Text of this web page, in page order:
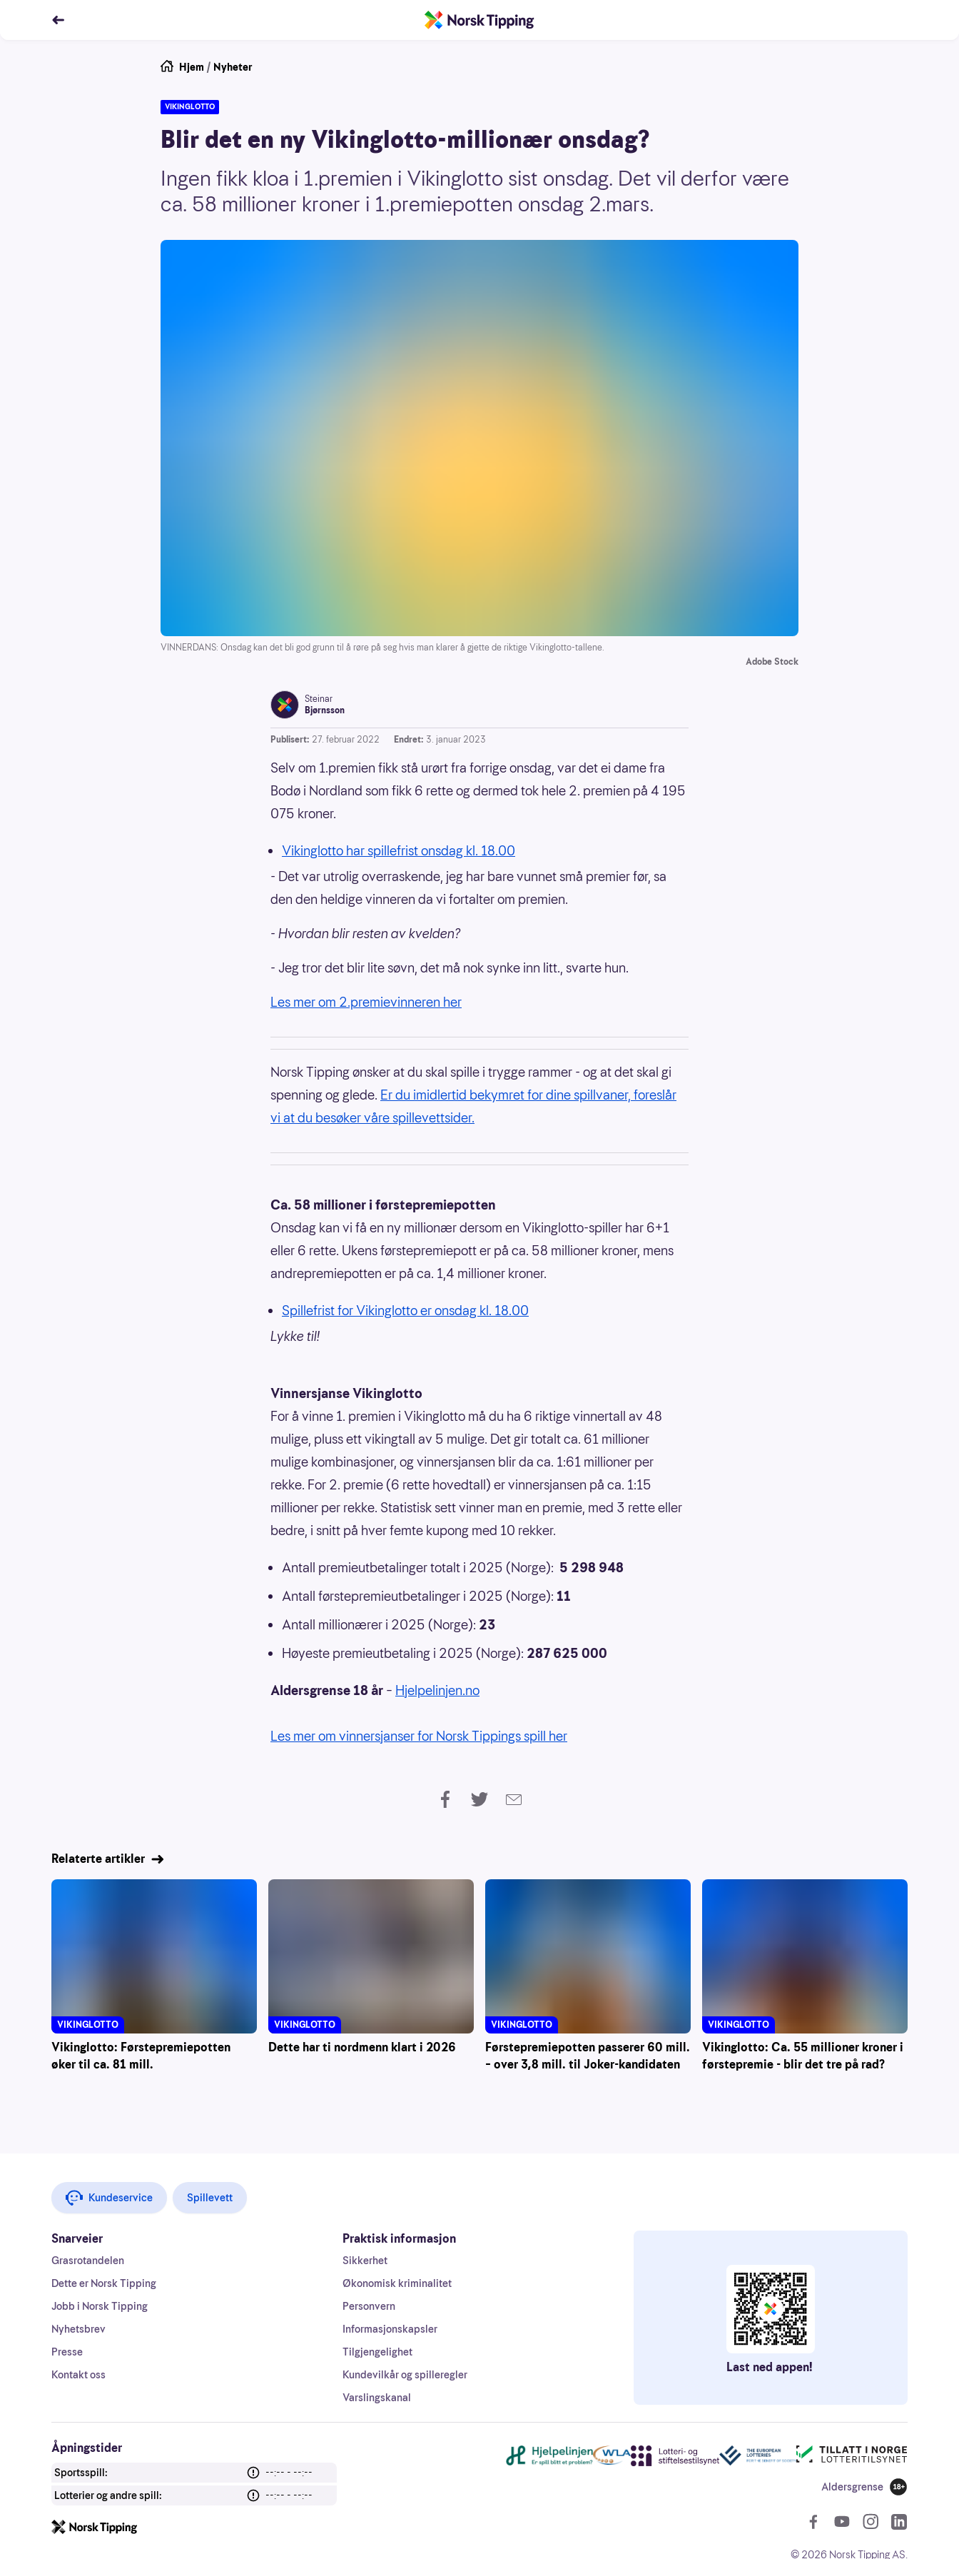
Hjem / Nyheter
VIKINGLOTTO
Blir det en ny Vikinglotto-millionær onsdag?
Ingen fikk kloa i 1.premien i Vikinglotto sist onsdag. Det vil derfor være
ca. 58 millioner kroner i 1.premiepotten onsdag 2.mars.
VINNERDANS: Onsdag kan det bli god grunn til å røre på seg hvis man klarer å gjette de riktige Vikinglotto-tallene.
Adobe Stock
Steinar
Bjørnsson
Publisert: 27. februar 2022 Endret: 3. januar 2023
Selv om 1.premien fikk stå urørt fra forrige onsdag, var det ei dame fra
Bodø i Nordland som fikk 6 rette og dermed tok hele 2. premien på 4 195
075 kroner.
Vikinglotto har spillefrist onsdag kl. 18.00
- Det var utrolig overraskende, jeg har bare vunnet små premier før, sa
den den heldige vinneren da vi fortalter om premien.
- Hvordan blir resten av kvelden?
- Jeg tror det blir lite søvn, det må nok synke inn litt., svarte hun.
Les mer om 2.premievinneren her
Norsk Tipping ønsker at du skal spille i trygge rammer - og at det skal gi
spenning og glede. Er du imidlertid bekymret for dine spillvaner, foreslår
vi at du besøker våre spillevettsider.
Ca. 58 millioner i førstepremiepotten
Onsdag kan vi få en ny millionær dersom en Vikinglotto-spiller har 6+1
eller 6 rette. Ukens førstepremiepott er på ca. 58 millioner kroner, mens
andrepremiepotten er på ca. 1,4 millioner kroner.
Spillefrist for Vikinglotto er onsdag kl. 18.00
Lykke til!
Vinnersjanse Vikinglotto
For å vinne 1. premien i Vikinglotto må du ha 6 riktige vinnertall av 48
mulige, pluss ett vikingtall av 5 mulige. Det gir totalt ca. 61 millioner
mulige kombinasjoner, og vinnersjansen blir da ca. 1:61 millioner per
rekke. For 2. premie (6 rette hovedtall) er vinnersjansen på ca. 1:15
millioner per rekke. Statistisk sett vinner man en premie, med 3 rette eller
bedre, i snitt på hver femte kupong med 10 rekker.
Antall premieutbetalinger totalt i 2025 (Norge): 5 298 948
Antall førstepremieutbetalinger i 2025 (Norge): 11
Antall millionærer i 2025 (Norge): 23
Høyeste premieutbetaling i 2025 (Norge): 287 625 000
Aldersgrense 18 år – Hjelpelinjen.no
Les mer om vinnersjanser for Norsk Tippings spill her
Relaterte artikler
Vikinglotto: Førstepremiepotten
øker til ca. 81 mill.
VIKINGLOTTO
Dette har ti nordmenn klart i 2026
VIKINGLOTTO
Førstepremiepotten passerer 60 mill.
– over 3,8 mill. til Joker-kandidaten
VIKINGLOTTO
Vikinglotto: Ca. 55 millioner kroner i
førstepremie - blir det tre på rad?
VIKINGLOTTO
Kundeservice Spillevett
Snarveier
Grasrotandelen
Dette er Norsk Tipping
Jobb i Norsk Tipping
Nyhetsbrev
Presse
Kontakt oss
Praktisk informasjon
Sikkerhet
Økonomisk kriminalitet
Personvern
Informasjonskapsler
Tilgjengelighet
Kundevilkår og spilleregler
Varslingskanal
Last ned appen!
Åpningstider
Sportsspill:
--:-- - --:--
Lotterier og andre spill:
--:-- - --:--
Aldersgrense
18 år
© 2026 Norsk Tipping AS.